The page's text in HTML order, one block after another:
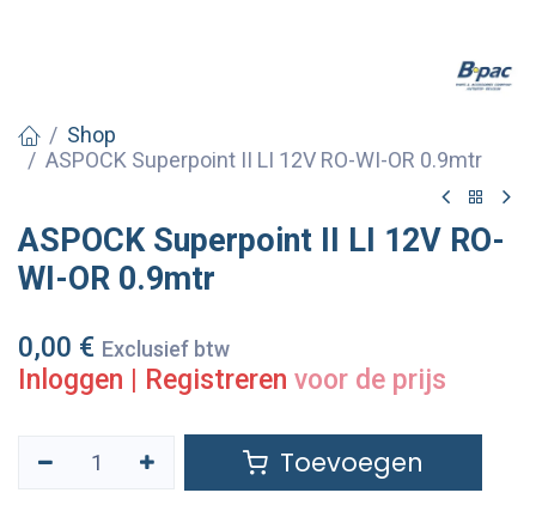
Shop
ASPOCK Superpoint II LI 12V RO-WI-OR 0.9mtr
ASPOCK Superpoint II LI 12V RO-
WI-OR 0.9mtr
0,00 € Exclusief btw
Inloggen Registreren voor de prijs
Toevoegen